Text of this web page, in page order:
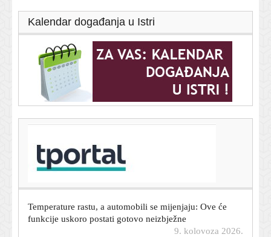
Kalendar događanja u Istri
Dok drugi okreću leđa dizelu, BMW ima vijest koja će
oduševiti njegove ljubitelje
funkcije uskoro postati gotovo neizbježne
9. kolovoza 2026.